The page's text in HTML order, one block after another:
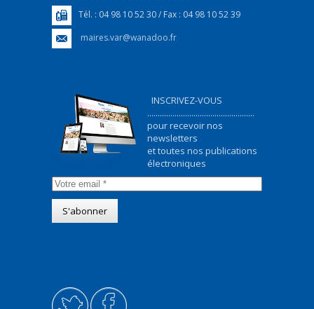
Tél. : 04 98 10 52 30 / Fax : 04 98 10 52 39
maires.var@wanadoo.fr
INSCRIVEZ-VOUS
...................................................
pour recevoir nos
newsletters
et toutes nos publications
électroniques